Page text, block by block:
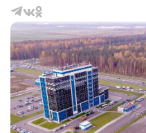
эффективности среди
экономических зон
ТВТ). Эффективность ОЭЗ
93%, что является высоким